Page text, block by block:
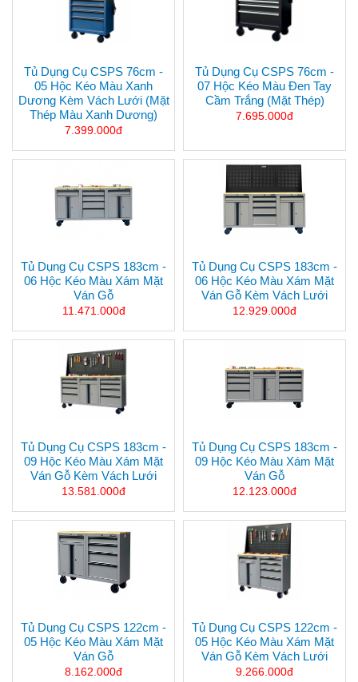
Tủ Dụng Cụ CSPS 76cm -
05 Hộc Kéo Màu Xanh
Dương Kèm Vách Lưới (mặt
Thép Màu Xanh Dương)
7.399.000đ
Tủ Dụng Cụ CSPS 76cm -
07 Hộc Kéo Màu Đen Tay
Cầm Trắng (mặt Thép)
7.695.000đ
Tủ Dụng Cụ CSPS 183cm -
06 Hộc Kéo Màu Xám Mặt
Ván Gỗ
11.471.000đ
Tủ Dụng Cụ CSPS 183cm -
06 Hộc Kéo Màu Xám Mặt
Ván Gỗ Kèm Vách Lưới
12.929.000đ
Tủ Dụng Cụ CSPS 183cm -
09 Hộc Kéo Màu Xám Mặt
Ván Gỗ Kèm Vách Lưới
13.581.000đ
Tủ Dụng Cụ CSPS 183cm -
09 Hộc Kéo Màu Xám Mặt
Ván Gỗ
12.123.000đ
Tủ Dụng Cụ CSPS 122cm -
05 Hộc Kéo Màu Xám Mặt
Ván Gỗ
8.162.000đ
Tủ Dụng Cụ CSPS 122cm -
05 Hộc Kéo Màu Xám Mặt
Ván Gỗ Kèm Vách Lưới
9.266.000đ